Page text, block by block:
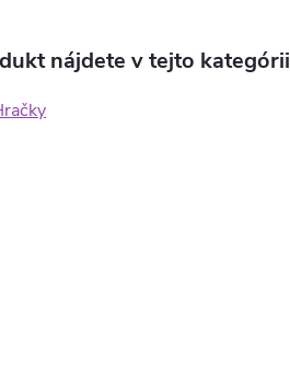
nájdete v tejto kategórii